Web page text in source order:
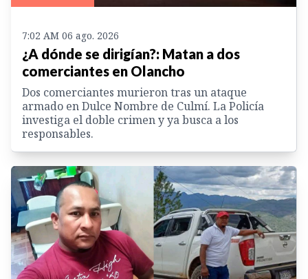
7:02 AM 06 ago. 2026
¿A dónde se dirigían?: Matan a dos
comerciantes en Olancho
Dos comerciantes murieron tras un ataque
armado en Dulce Nombre de Culmí. La Policía
investiga el doble crimen y ya busca a los
responsables.